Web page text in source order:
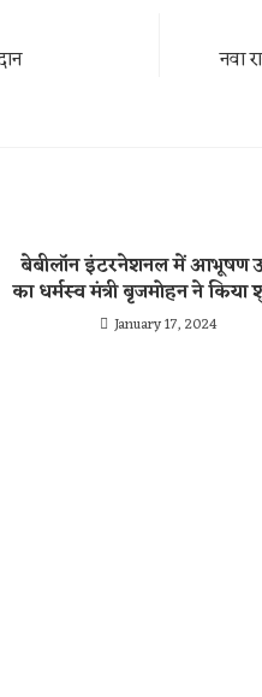
नवा
बेबीलॉन इंटरनेशनल में आभूषण
का धर्मस्व मंत्री बृजमोहन ने किया
January 17, 2024